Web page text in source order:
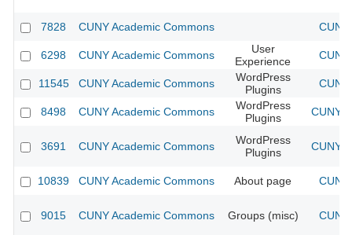
7828 CUNY Academic Commons
6298 CUNY Academic Commons
User
Experience
11545 CUNY Academic Commons
WordPress
Plugins
8498 CUNY Academic Commons
WordPress
Plugins
CUNY
3691 CUNY Academic Commons
WordPress
Plugins
CUNY
10839 CUNY Academic Commons About page
9015 CUNY Academic Commons Groups (misc)